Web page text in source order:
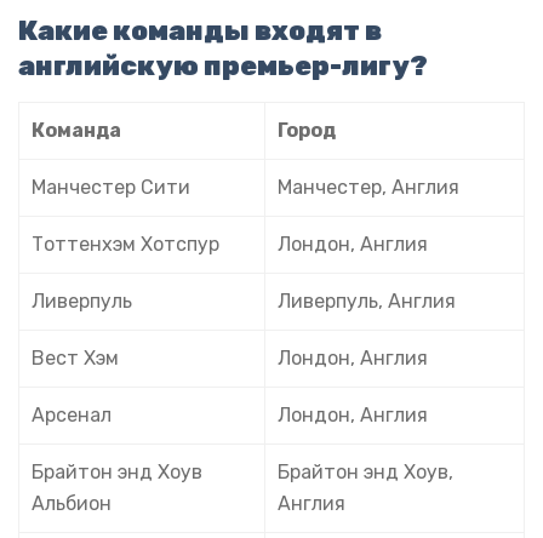
Какие команды входят в
английскую премьер-лигу?
Команда Город
Манчестер Сити Манчестер, Англия
Тоттенхэм Хотспур Лондон, Англия
Ливерпуль Ливерпуль, Англия
Вест Хэм Лондон, Англия
Арсенал Лондон, Англия
Брайтон энд Хоув
Альбион
Брайтон энд Хоув,
Англия